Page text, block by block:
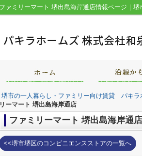
堺市の一人暮らし・ファミリー向け賃貸｜パキ
リーマート 堺出島海岸通店
ファミリーマート 堺出島海岸通店
<<堺市堺区のコンビニエンスストアの一覧へ